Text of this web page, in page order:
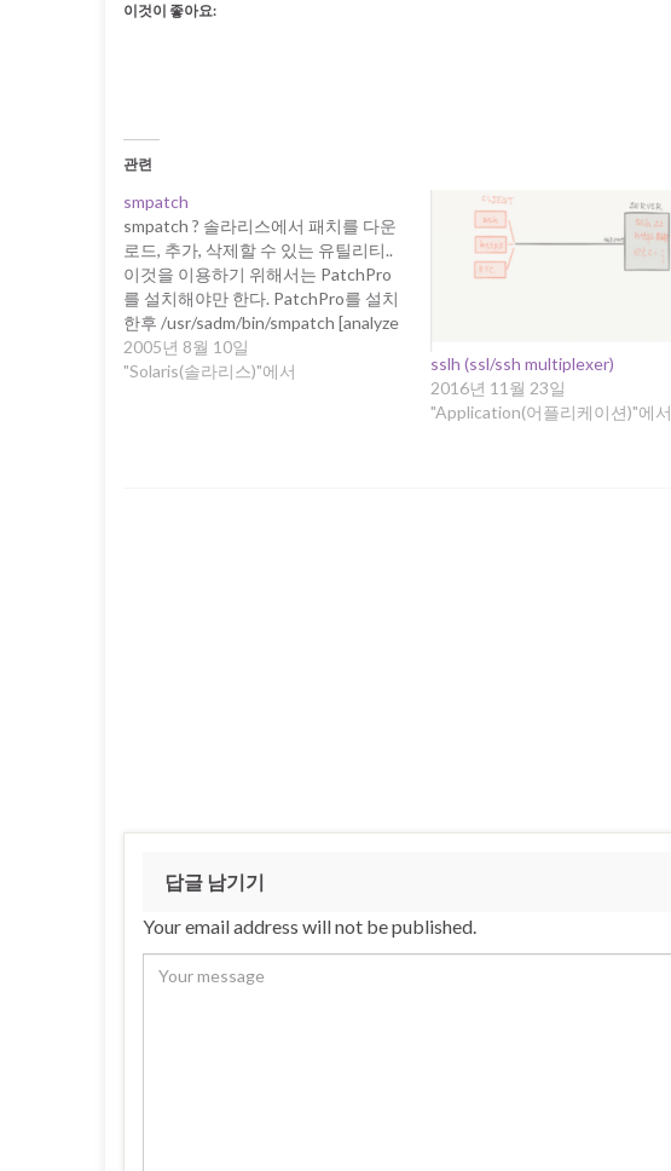
이것이 좋아요:
관련
smpatch
smpatch ? 솔라리스에서 패치를 다운
로드, 추가, 삭제할 수 있는 유틸리티..
이것을 이용하기 위해서는 PatchPro
를 설치해야만 한다. PatchPro를 설치
한후 /usr/sadm/bin/smpatch [analyze
| download | add | remove] 만약 SMC
서버가 실행되어 있지 않는다는 메시
2005년 8월 10일
"Solaris(솔라리스)"에서
sslh (ssl/ssh multiplexer)
2016년 11월 23일
"Application(어플리케이션)"에서
답글 남기기
Your email address will not be published.